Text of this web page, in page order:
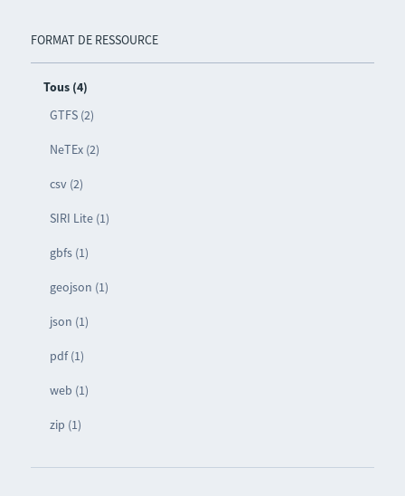
FORMAT DE RESSOURCE
Tous (4)
GTFS (2)
NeTEx (2)
csv (2)
SIRI Lite (1)
gbfs (1)
geojson (1)
json (1)
pdf (1)
web (1)
zip (1)